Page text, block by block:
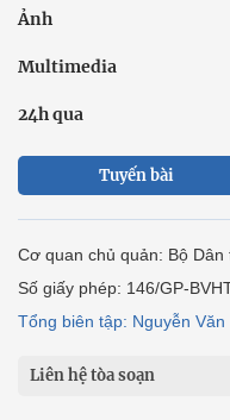
Ảnh
Multimedia
24h qua
Tuyến bài
Cơ quan chủ quản: Bộ Dân
Số giấy phép: 146/GP-
Tổng biên tập: Nguyễn Văn
Liên hệ tòa soạn